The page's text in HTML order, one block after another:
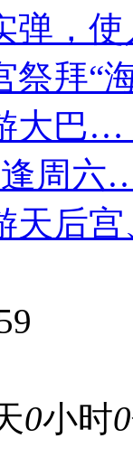
弹，
祭拜“
大巴…
逢周六
天后
0小时0